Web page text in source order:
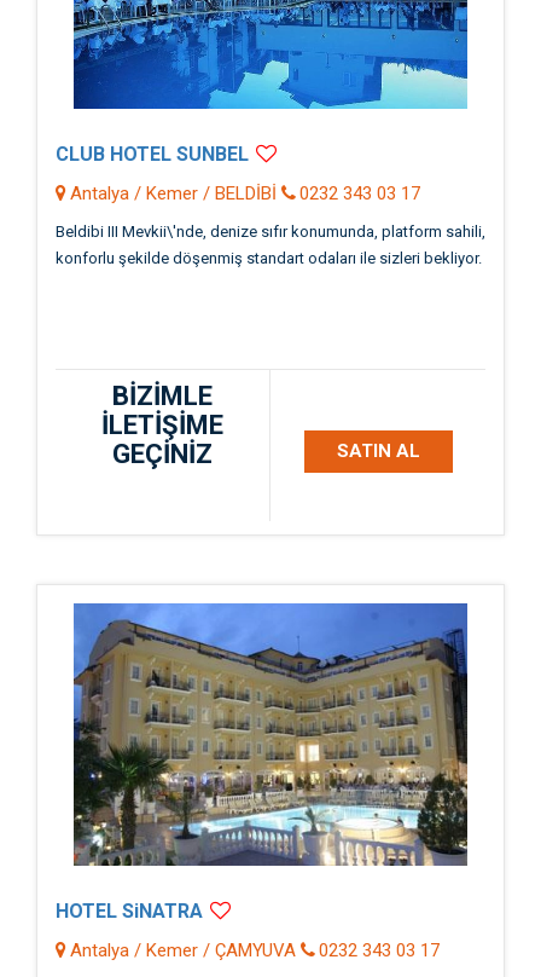
CLUB HOTEL SUNBEL
Antalya / Kemer / BELDİBİ 0232 343 03 17
Beldibi III Mevkii\'nde, denize sıfır konumunda, platform sahili,
konforlu şekilde döşenmiş standart odaları ile sizleri bekliyor.
BİZİMLE
İLETİŞİME
GEÇİNİZ
SATIN AL
HOTEL SiNATRA
Antalya / Kemer / ÇAMYUVA 0232 343 03 17